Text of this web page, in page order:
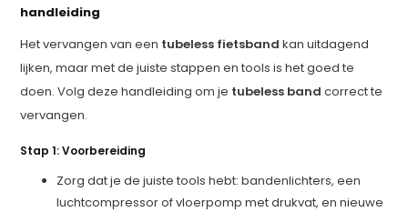
handleiding
Het vervangen van een tubeless fietsband kan uitdagend
lijken, maar met de juiste stappen en tools is het goed te
doen. Volg deze handleiding om je tubeless band correct te
vervangen.
Stap 1: Voorbereiding
Zorg dat je de juiste tools hebt: bandenlichters, een
luchtcompressor of vloerpomp met drukvat, en nieuwe